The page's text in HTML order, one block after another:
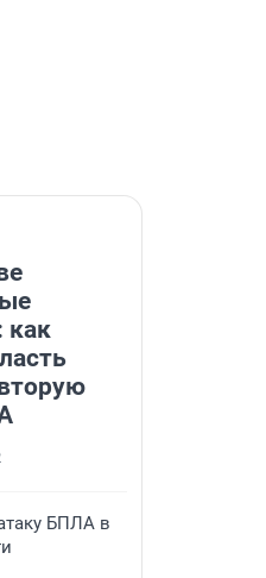
как
БПЛА в